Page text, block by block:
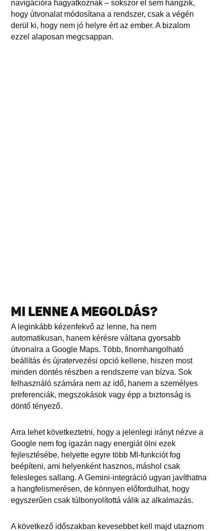
navigációra hagyatkoznak – sokszor el sem hangzik,
hogy útvonalat módosítana a rendszer, csak a végén
derül ki, hogy nem jó helyre ért az ember. A bizalom
ezzel alaposan megcsappan.
MI LENNE A MEGOLDÁS?
A leginkább kézenfekvő az lenne, ha nem
automatikusan, hanem kérésre váltana gyorsabb
útvonalra a Google Maps. Több, finomhangolható
beállítás és újratervezési opció kellene, hiszen most
minden döntés részben a rendszerre van bízva. Sok
felhasználó számára nem az idő, hanem a személyes
preferenciák, megszokások vagy épp a biztonság is
döntő tényező.
Arra lehet következtetni, hogy a jelenlegi irányt nézve a
Google nem fog igazán nagy energiát ölni ezek
fejlesztésébe, helyette egyre több MI-funkciót fog
beépíteni, ami helyenként hasznos, máshol csak
felesleges sallang. A Gemini-integráció ugyan javíthatna
a hangfelismerésen, de könnyen előfordulhat, hogy
egyszerűen csak túlbonyolítottá válik az alkalmazás.
A következő időszakban kevesebbet kell majd utaznom